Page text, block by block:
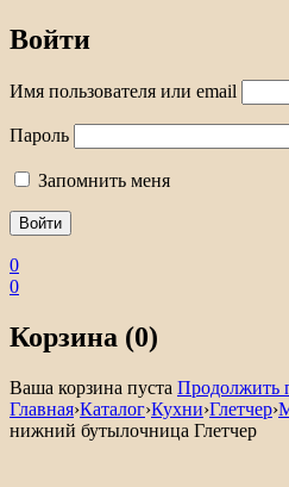
Войти
Имя пользователя или email
Пароль
Запомнить меня
0
0
Корзина (0)
Ваша корзина пуста Продолжить
Главная›Каталог›Кухни›Глетчер›
нижний бутылочница Глетчер